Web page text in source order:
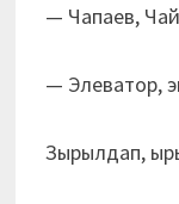
— Чапаев,
— Элеватор,
Зырылдап,